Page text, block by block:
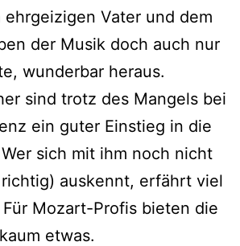
Vater und dem
der Musik doch auch nur
wunderbar heraus.
sind trotz des Mangels bei
ein guter Einstieg in die
sich mit ihm noch nicht
auskennt, erfährt viel
Mozart-Profis bieten die
etwas.